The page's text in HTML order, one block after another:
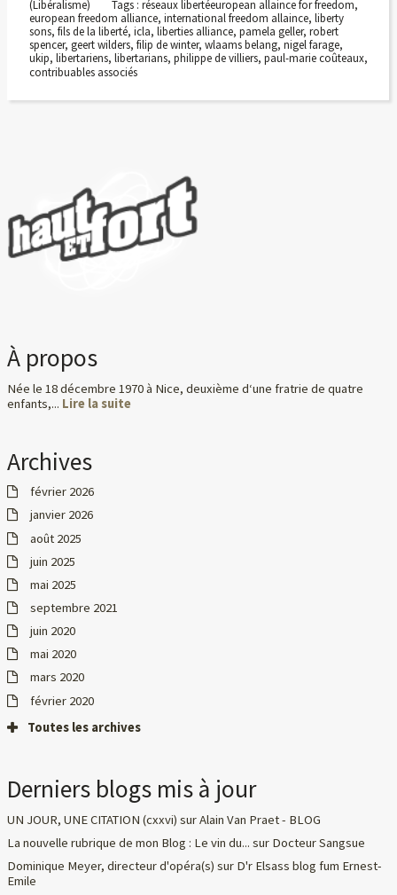
(Libéralisme) Tags :réseaux libertéeuropean allaince for freedom,
european freedom alliance, international freedom allaince, liberty
sons, fils de la liberté, icla, liberties alliance, pamela geller, robert
spencer, geert wilders, filip de winter, wlaams belang, nigel farage,
ukip, libertariens, libertarians, philippe de villiers, paul-marie coûteaux,
contribuables associés
À propos
Née le 18 décembre 1970 à Nice, deuxième d‘une fratrie de quatre
enfants,... Lire la suite
Archives
février 2026
janvier 2026
août 2025
juin 2025
mai 2025
septembre 2021
juin 2020
mai 2020
mars 2020
février 2020
Toutes les archives
Derniers blogs mis à jour
UN JOUR, UNE CITATION (cxxvi) surAlain Van Praet - BLOG
La nouvelle rubrique de mon Blog : Le vin du... sur Docteur Sangsue
Dominique Meyer, directeur d'opéra(s) sur D'r Elsass blog fum Ernest-
Emile